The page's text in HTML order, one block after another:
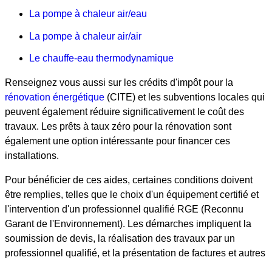
La pompe à chaleur air/eau
La pompe à chaleur air/air
Le chauffe-eau thermodynamique
Renseignez vous aussi sur les crédits d'impôt pour la
rénovation énergétique (CITE) et les subventions locales qui
peuvent également réduire significativement le coût des
travaux. Les prêts à taux zéro pour la rénovation sont
également une option intéressante pour financer ces
installations.
Pour bénéficier de ces aides, certaines conditions doivent
être remplies, telles que le choix d'un équipement certifié et
l'intervention d'un professionnel qualifié RGE (Reconnu
Garant de l'Environnement). Les démarches impliquent la
soumission de devis, la réalisation des travaux par un
professionnel qualifié, et la présentation de factures et autres